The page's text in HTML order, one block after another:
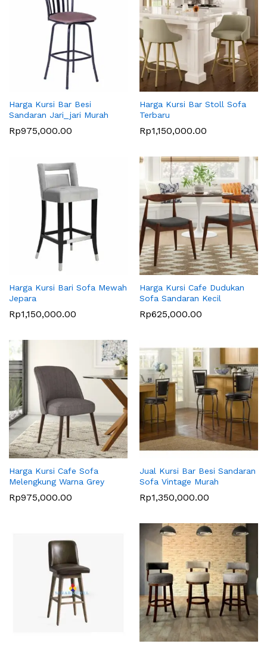
Harga Kursi Bar Besi
Sandaran Jari_jari Murah
Rp975,000.00
Harga Kursi Bar Stoll Sofa
Terbaru
Rp1,150,000.00
Harga Kursi Bari Sofa Mewah
Jepara
Rp1,150,000.00
Harga Kursi Cafe Dudukan
Sofa Sandaran Kecil
Rp625,000.00
Harga Kursi Cafe Sofa
Melengkung Warna Grey
Rp975,000.00
Jual Kursi Bar Besi Sandaran
Sofa Vintage Murah
Rp1,350,000.00